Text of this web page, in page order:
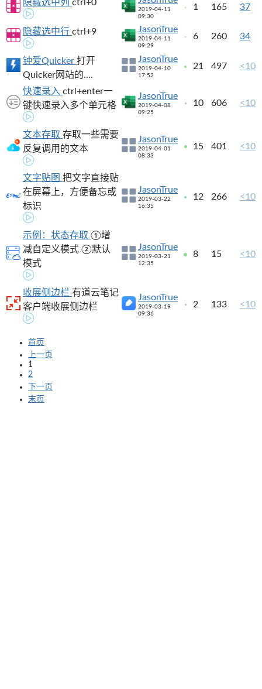
隐藏选中列 ctrl+0
2019-04-11
09:30
1 165 37
隐藏选中行 ctrl+9 JasonTrue
2019-04-11
09:29
6 260 34
钟爱Quicker 打开
Quicker网站的....
JasonTrue
2019-04-10
17:52
21 497 <10
快速录入 ctrl+enter一
键快速录入多个单元格
JasonTrue
2019-04-08
09:25
10 606 <10
文本存取 存取一些需要
反复调用的文本
JasonTrue
2019-04-01
08:33
15 401 <10
文字贴图 把文字直接贴
在屏幕上，方便备忘或
标识
JasonTrue
2019-03-22
16:35
12 266 <10
示例：状态存取 ①增
减自定义模式 ②默认
模式
JasonTrue
2019-03-21
12:35
8 15 <10
收展侧边栏 有道云笔记
客户端收展侧边栏
JasonTrue
2019-03-19
09:36
2 133 <10
首页
上一页
1
2
下一页
末页